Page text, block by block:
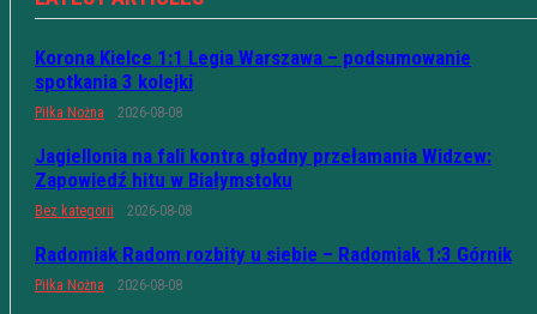
Korona Kielce 1:1 Legia Warszawa – podsumowanie
spotkania 3 kolejki
Piłka Nożna 2026-08-08
Jagiellonia na fali kontra głodny przełamania Widzew:
Zapowiedź hitu w Białymstoku
Bez kategorii 2026-08-08
Radomiak Radom rozbity u siebie – Radomiak 1:3 Górnik
Piłka Nożna 2026-08-08